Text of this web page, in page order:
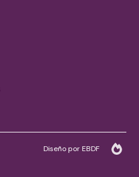
Diseño por EBDF